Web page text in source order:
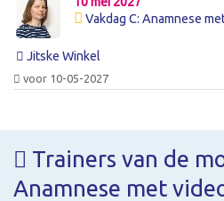
Vakdag C: Anamnese
Jitske Winkel
voor 10-05-2027
Trainers van de
Anamnese met